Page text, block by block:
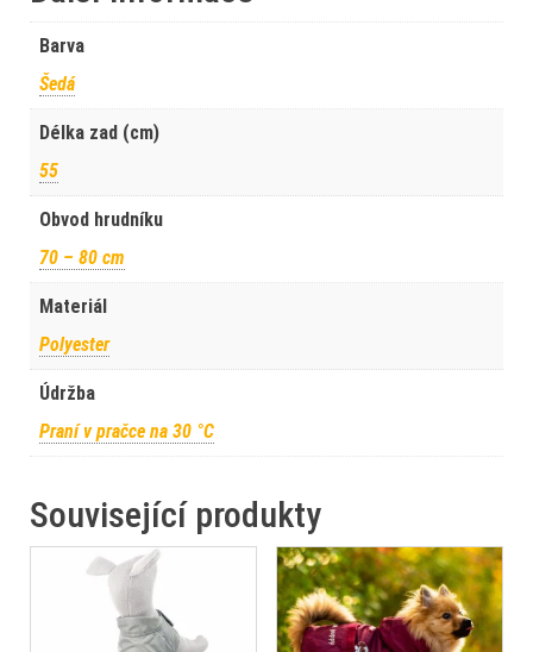
Barva
Šedá
Délka zad (cm)
55
Obvod hrudníku
70 – 80 cm
Materiál
Polyester
Údržba
Praní v pračce na 30 °C
Související produkty